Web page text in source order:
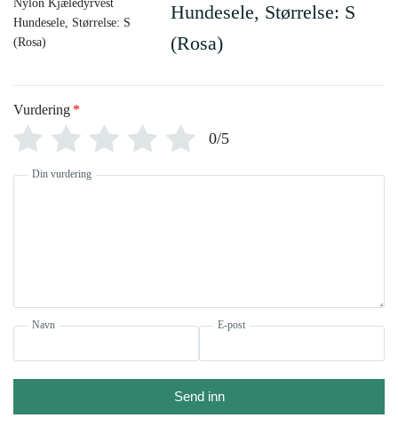
Hundesele, Størrelse: S
(Rosa)
Vurdering *
0/5
Din vurdering
Navn E-post
Send inn